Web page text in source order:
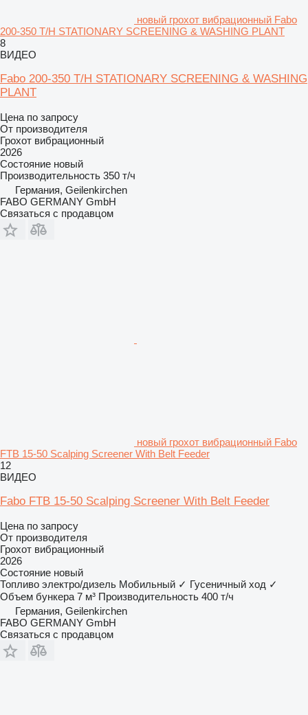
новый грохот вибрационный Fabo
200-350 T/H STATIONARY SCREENING & WASHING PLANT
8
ВИДЕО
Fabo 200-350 T/H STATIONARY SCREENING & WASHING
PLANT
Цена по запросу
От производителя
Грохот вибрационный
2026
Состояние новый
Производительность 350 т/ч
Германия, Geilenkirchen
FABO GERMANY GmbH
Связаться с продавцом
новый грохот вибрационный Fabo
FTB 15-50 Scalping Screener With Belt Feeder
12
ВИДЕО
Fabo FTB 15-50 Scalping Screener With Belt Feeder
Цена по запросу
От производителя
Грохот вибрационный
2026
Состояние новый
Топливо электро/дизель Мобильный ✓ Гусеничный ход ✓
Объем бункера 7 м³ Производительность 400 т/ч
Германия, Geilenkirchen
FABO GERMANY GmbH
Связаться с продавцом